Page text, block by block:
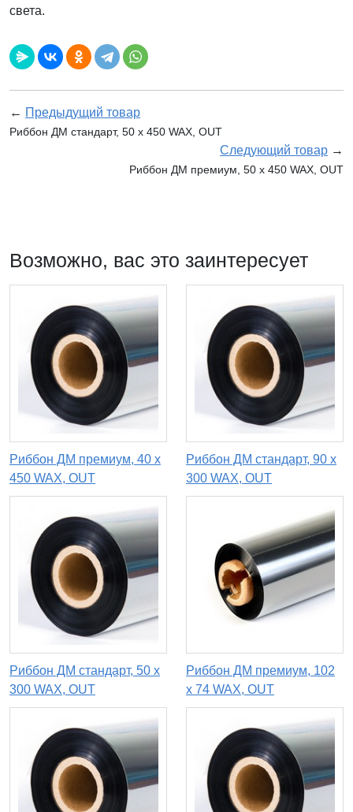
света.
← Предыдущий товар
Риббон ДМ стандарт, 50 х 450 WAX, OUT
Следующий товар →
Риббон ДМ премиум, 50 х 450 WAX, OUT
Возможно, вас это заинтересует
Риббон ДМ премиум, 40 х
450 WAX, OUT
Риббон ДМ стандарт, 90 x
300 WAX, OUT
Риббон ДМ стандарт, 50 х
300 WAX, OUT
Риббон ДМ премиум, 102
х 74 WAX, OUT